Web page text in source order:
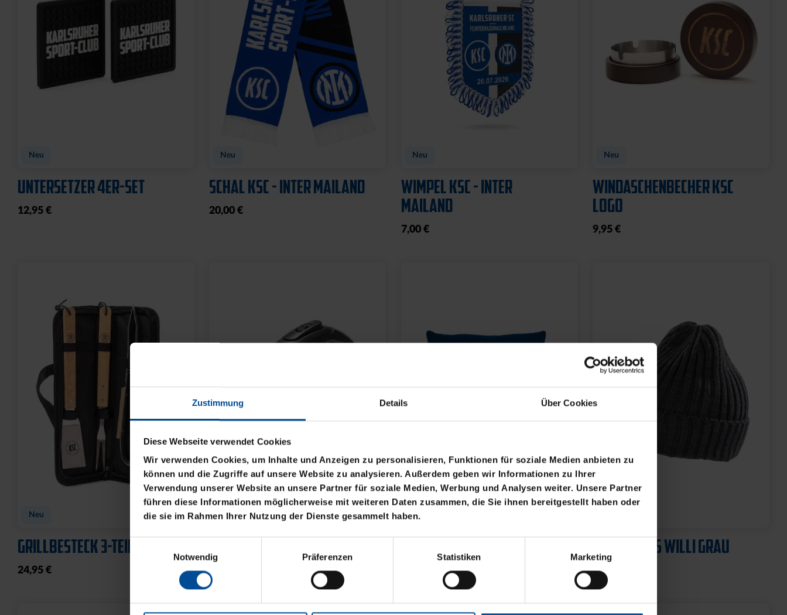
Zustimmung Details Über Cookies
Diese Webseite verwendet Cookies
Wir verwenden Cookies, um Inhalte und Anzeigen zu personalisieren, Funktionen für soziale Medien anbieten zu
können und die Zugriffe auf unsere Website zu analysieren. Außerdem geben wir Informationen zu Ihrer
Verwendung unserer Website an unsere Partner für soziale Medien, Werbung und Analysen weiter. Unsere Partner
führen diese Informationen möglicherweise mit weiteren Daten zusammen, die Sie ihnen bereitgestellt haben oder
die sie im Rahmen Ihrer Nutzung der Dienste gesammelt haben.
Notwendig
Präferenzen Statistiken Marketing
Neu
UNTERSETZER 4ER-SET
12,95 €
Neu
SCHAL KSC - INTER MAILAND
20,00 €
Neu
WIMPEL KSC - INTER
MAILAND
7,00 €
Neu
WINDASCHENBECHER KSC
LOGO
9,95 €
Neu
GRILLBESTECK 3-TEILIG
24,95 €
Neu
19,95 €
BEANIE KIDS WILLI GRAU
19,95 €